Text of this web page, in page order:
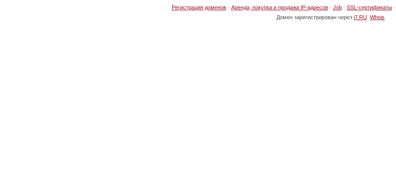
Регистрация доменов· Аренда, покупка и продажа IP-адресов· Job· SSL-сертификаты·
Домен зарегистрирован через i7.RU Whois